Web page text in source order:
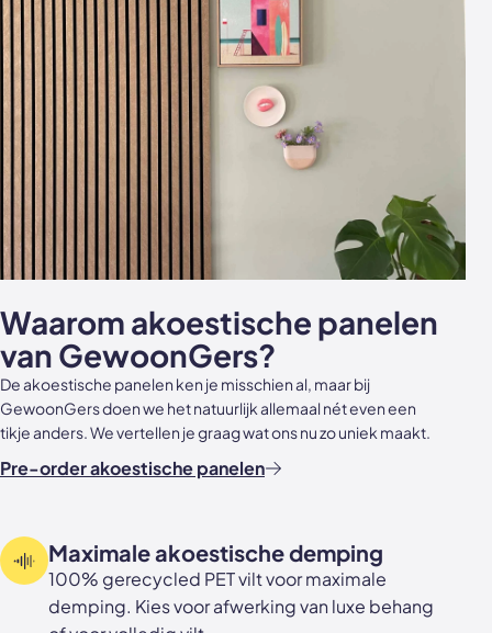
Waarom akoestische panelen
van GewoonGers?
De akoestische panelen ken je misschien al, maar bij
GewoonGers doen we het natuurlijk allemaal nét even een
tikje anders. We vertellen je graag wat ons nu zo uniek maakt.
Pre-order akoestische panelen
Maximale akoestische demping
100% gerecycled PET vilt voor maximale
demping. Kies voor afwerking van luxe behang